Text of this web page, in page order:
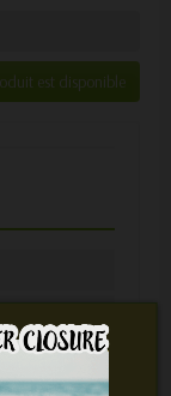
est disponible
biologique